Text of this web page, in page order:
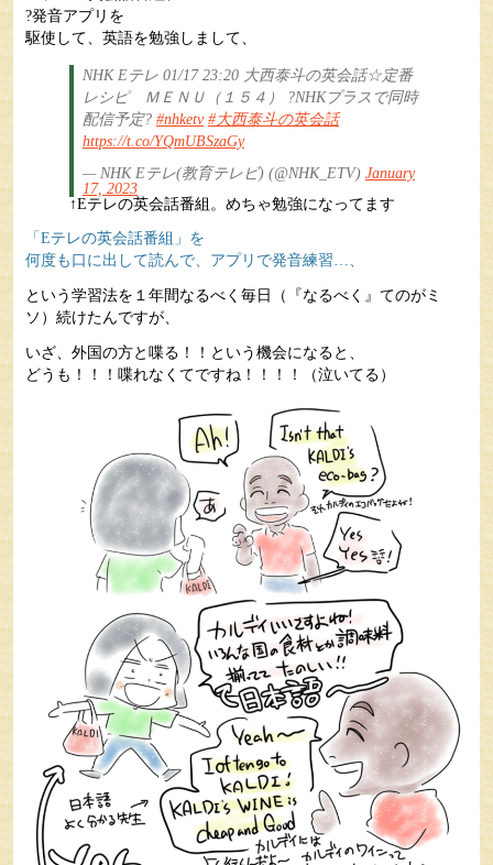
?発音アプリを
駆使して、英語を勉強しまして、
NHK Eテレ 01/17 23:20 大西泰斗の英会話☆定番
レシピ ＭＥＮＵ（１５４） ?NHKプラスで同時
配信予定? #nhketv #大西泰斗の英会話
https://t.co/YQmUBSzaGy
— NHK Eテレ(教育テレビ) (@NHK_ETV) January
17, 2023
↑Eテレの英会話番組。めちゃ勉強になってます
「Eテレの英会話番組」を
何度も口に出して読んで、アプリで発音練習…、
という学習法を１年間なるべく毎日（『なるべく』てのがミ
ソ）続けたんですが、
いざ、外国の方と喋る！！という機会になると、
どうも！！！喋れなくてですね！！！！（泣いてる）